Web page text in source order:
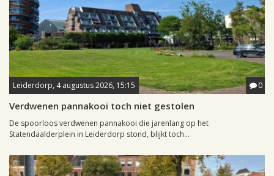
Leiderdorp, 4 augustus 2026, 15:15 0
Verdwenen pannakooi toch niet gestolen
De spoorloos verdwenen pannakooi die jarenlang op het
Statendaalderplein in Leiderdorp stond, blijkt toch...